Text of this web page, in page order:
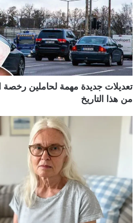
تعديلات جديدة مهمة لحاملين رخصة
من هذا التاريخ